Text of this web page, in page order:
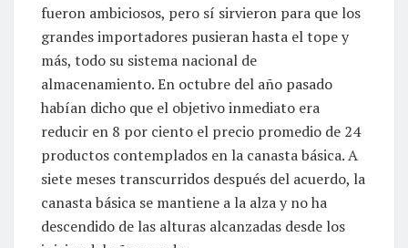
fueron ambiciosos, pero sí sirvieron para que los
grandes importadores pusieran hasta el tope y
más, todo su sistema nacional de
almacenamiento. En octubre del año pasado
habían dicho que el objetivo inmediato era
reducir en 8 por ciento el precio promedio de 24
productos contemplados en la canasta básica. A
siete meses transcurridos después del acuerdo, la
canasta básica se mantiene a la alza y no ha
descendido de las alturas alcanzadas desde los